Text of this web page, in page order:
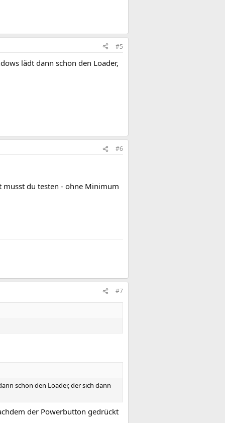
#5
lädt dann schon den Loader,
#6
musst du testen - ohne Minimum
#7
schon den Loader, der sich dann
der Powerbutton gedrückt